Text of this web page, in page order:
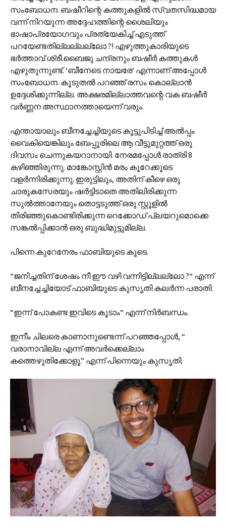
സംബോധന. ബഷീറിന്റെ കത്തുകളിൽ സ്വതസിദ്ധമായ
വന്ന് നിറയുന്ന അദ്ദേഹത്തിന്റെ ശൈലിയും
ഭാഷാപ്രയോഗവും പ്രത്യേകിച്ച് എടുത്ത്
പറയേണ്ടതില്ലല്ലല്ലോ ?! എഴുത്തുകാരിയുടെ
ഭർത്താവ് ശ്രീ.ബൈജു ചന്ദ്രനും ബഷീർ കത്തുകൾ
എഴുതുന്നുണ്ട്. ‘ബീനേടെ നായരേ‘ എന്നാണ് അപ്പോൾ
സംബോധന. കൂടുതൽ പറഞ്ഞ് രസം കൊല്ലാൻ
ഉദ്ദേശിക്കുന്നില്ല. അക്ഷരമില്ലാത്തവന്റെ വക ബഷീർ
വർണ്ണന അസ്ഥാനത്തായെന്ന് വരും.
എന്തായാലും ബീനച്ചേച്ചിയുടെ കൂട്ടുപിടിച്ച് അൽ‌പ്പം
വൈകിയെങ്കിലും ബേപ്പൂരിലെ ആ വീട്ടുമുറ്റത്ത് ഒരു
ദിവസം ചെന്നുകയറാനായി. നേരമപ്പോൾ രാത്രി 8
കഴിഞ്ഞിരുന്നു. മാങ്കോസ്റ്റിൻ മരം കൂറേക്കൂടെ
വളർന്നിരിക്കുന്നു. ഇരുട്ടിലും, അതിന് കീഴെ ഒരു
ചാരുകസേരയും ഷർട്ടിടാതെ അതിലിരിക്കുന്ന
സുൽത്താനേയും തൊട്ടടുത്ത് ഒരു സ്റ്റൂളിൽ
തിരിഞ്ഞുകൊണ്ടിരിക്കുന്ന റെക്കോഡ് പ്ലയറുമൊക്കെ
സങ്കൽ‌പ്പിക്കാൻ ഒരു ബുദ്ധിമുട്ടുമില്ല.
പിന്നെ കുറേനേരം ഫാബിയുടെ കൂടെ.
“ജനിച്ചതിന് ശേഷം നീ ഈ വഴി വന്നിട്ടില്ലല്ലോ ?“ എന്ന്
ബീനച്ചേച്ചിയോട് ഫാബിയുടെ കുസൃതി കലർന്ന പരാതി.
“ഇന്ന് പോകണ്ട ഇവിടെ കൂടാം“ എന്ന് നിർബന്ധം.
ഇനീം ചിലരെ കാണാനുണ്ടെന്ന് പറഞ്ഞപ്പോൾ, “
വരാനാവില്ല എന്ന് അവർക്കെല്ലാം
കത്തെഴുതിക്കോളൂ.” എന്ന് പിന്നെയും കുസൃതി.